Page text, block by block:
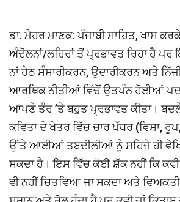
ਡਾ. ਮੇਹਰ ਮਾਣਕ: ਪੰਜਾਬੀ ਸਾਹਿਤ, ਖਾਸ
ਅੰਦੋਲਨਾਂ/ਲਹਿਰਾਂ ਤੋਂ ਪ੍ਰਭਾਵਤ ਰਿਹਾ ਹੈ ਪਰ
ਨਾਂ ਹੇਠ ਸੰਸਾਰੀਕਰਨ, ਉਦਾਰੀਕਰਨ ਅਤੇ
ਆਰਥਿਕ ਨੀਤੀਆਂ ਵਿੱਚੋਂ ਉਤਪੰਨ ਹੋਈਆਂ
ਆਪਣੇ ਤੌਰ ’ਤੇ ਬਹੁਤ ਪ੍ਰਭਾਵਤ ਕੀਤਾ।
ਕਵਿਤਾ ਦੇ ਖੇਤਰ ਵਿੱਚ ਚਾਰ ਪੱਧਰ (ਵਿਸ਼ਾ,
ਉੱਤੇ ਆਈਆਂ ਤਬਦੀਲੀਆਂ ਨੂੰ ਸਹਿਜੇ ਹੀ
ਸਕਦਾ ਹੈ। ਇਸ ਵਿੱਚ ਕੋਈ ਸ਼ੱਕ ਨਹੀਂ ਕਿ ਕਵੀ
ਵੀ ਨਹੀਂ ਚਿਤਵਿਆ ਜਾ ਸਕਦਾ ਅਤੇ